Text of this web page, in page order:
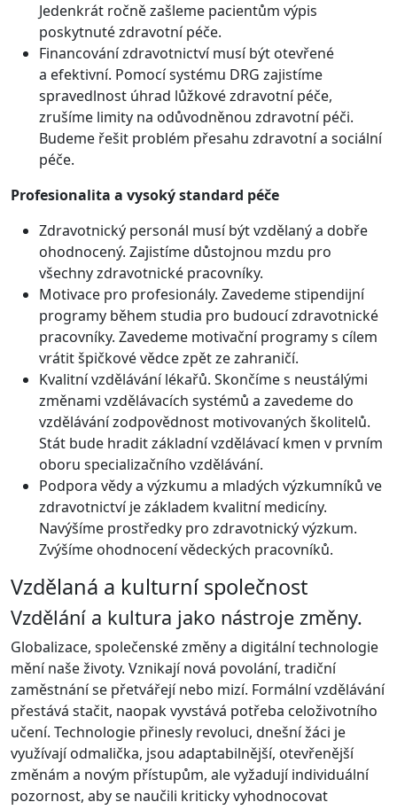
Jedenkrát ročně zašleme pacientům výpis
poskytnuté zdravotní péče.
Financování zdravotnictví musí být otevřené
a efektivní. Pomocí systému DRG zajistíme
spravedlnost úhrad lůžkové zdravotní péče,
zrušíme limity na odůvodněnou zdravotní péči.
Budeme řešit problém přesahu zdravotní a sociální
péče.
Profesionalita a vysoký standard péče
Zdravotnický personál musí být vzdělaný a dobře
ohodnocený. Zajistíme důstojnou mzdu pro
všechny zdravotnické pracovníky.
Motivace pro profesionály. Zavedeme stipendijní
programy během studia pro budoucí zdravotnické
pracovníky. Zavedeme motivační programy s cílem
vrátit špičkové vědce zpět ze zahraničí.
Kvalitní vzdělávání lékařů. Skončíme s neustálými
změnami vzdělávacích systémů a zavedeme do
vzdělávání zodpovědnost motivovaných školitelů.
Stát bude hradit základní vzdělávací kmen v prvním
oboru specializačního vzdělávání.
Podpora vědy a výzkumu a mladých výzkumníků ve
zdravotnictví je základem kvalitní medicíny.
Navýšíme prostředky pro zdravotnický výzkum.
Zvýšíme ohodnocení vědeckých pracovníků.
Vzdělaná a kulturní společnost
Vzdělání a kultura jako nástroje změny.
Globalizace, společenské změny a digitální technologie
mění naše životy. Vznikají nová povolání, tradiční
zaměstnání se přetvářejí nebo mizí. Formální vzdělávání
přestává stačit, naopak vyvstává potřeba celoživotního
učení. Technologie přinesly revoluci, dnešní žáci je
využívají odmalička, jsou adaptabilnější, otevřenější
změnám a novým přístupům, ale vyžadují individuální
pozornost, aby se naučili kriticky vyhodnocovat